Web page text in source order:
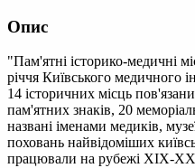
Опис
"Пам'ятні історико-медичні
річчя Київського медичного
14 історичних місць
пам'ятних знаків, 20
названі іменами медиків,
поховань найвідоміших
працювали на рубежі ХІХ-ХX